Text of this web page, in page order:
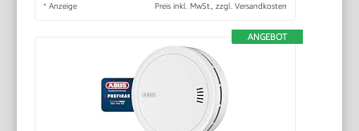
* Anzeige Preis inkl. MwSt., zzgl. Versandkosten
ANGEBOT